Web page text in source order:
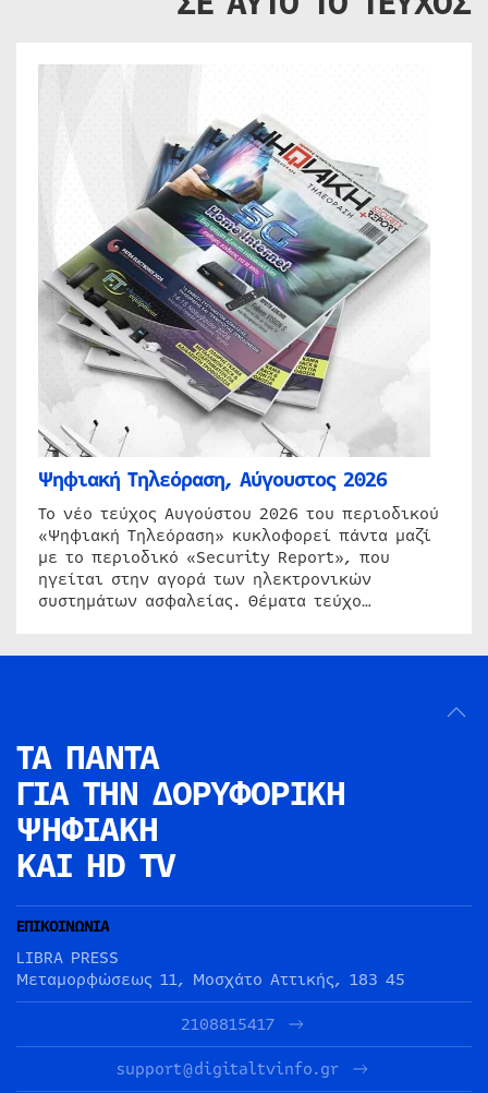
Ψηφιακή Τηλεόραση, Αύγουστος 2026
Το νέο τεύχος Αυγούστου 2026 του περιοδικού
«Ψηφιακή Τηλεόραση» κυκλοφορεί πάντα μαζί
με το περιοδικό «Security Report», που
ηγείται στην αγορά των ηλεκτρονικών
συστημάτων ασφαλείας. Θέματα τεύχο…
ΤΑ ΠΑΝΤΑ
ΓΙΑ ΤΗΝ ΔΟΡΥΦΟΡΙΚΗ
ΨΗΦΙΑΚΗ
ΚΑΙ HD TV
ΕΠΙΚΟΙΝΩΝΙΑ
LIBRA PRESS
Μεταμορφώσεως 11, Μοσχάτο Αττικής, 183 45
2108815417
support@digitaltvinfo.gr